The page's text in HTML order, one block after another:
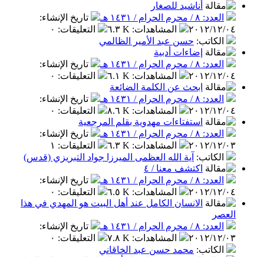
أناشيد للصغار
العدد: ٨ / محرم الحرام / ١٤٣١ هـ
تاريخ الإنشاء:
٢٠١٢/١٢/٠٤
المشاهدات: ٦.٣ K التعليقات: ٠
الكاتب: حسن عبد الأمير الظالمي
إضاءات أدبية
العدد: ٨ / محرم الحرام / ١٤٣١ هـ
تاريخ الإنشاء:
٢٠١٢/١٢/٠٤
المشاهدات: ٦.١ K التعليقات: ٠
ابحث عن الكلمة الضائعة
العدد: ٨ / محرم الحرام / ١٤٣١ هـ
تاريخ الإنشاء:
٢٠١٢/١٢/٠٤
المشاهدات: ٨.٦ K التعليقات: ٠
استفتاءات مهدوية بقلم المرجعية
العدد: ٨ / محرم الحرام / ١٤٣١ هـ
تاريخ الإنشاء:
٢٠١٢/١٢/٠٣
المشاهدات: ٦.٣ K التعليقات: ١
الكاتب: آية الله العظمى الميرزا جواد التبريزي (قدس)
اكتشف معنا / ٤
العدد: ٨ / محرم الحرام / ١٤٣١ هـ
تاريخ الإنشاء:
٢٠١٢/١٢/٠٤
المشاهدات: ٦.٥ K التعليقات: ٠
الانسان الكامل عند أهل البيت هو المهدي في هذا
العصر
العدد: ٨ / محرم الحرام / ١٤٣١ هـ
تاريخ الإنشاء:
٢٠١٢/١٢/٠٣
المشاهدات: ٧.٨ K التعليقات: ٠
الكاتب: محمد حسن عبد الخاقاني